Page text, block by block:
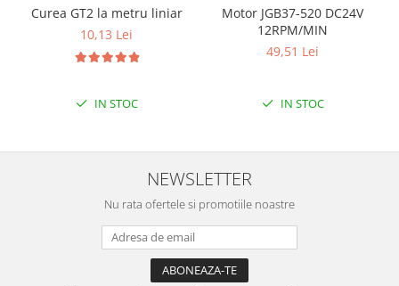
Curea GT2 la metru liniar
10,13 Lei
IN STOC
Motor JGB37-520 DC24V
12RPM/MIN
49,51 Lei
IN STOC
NEWSLETTER
Nu rata ofertele si promotiile noastre